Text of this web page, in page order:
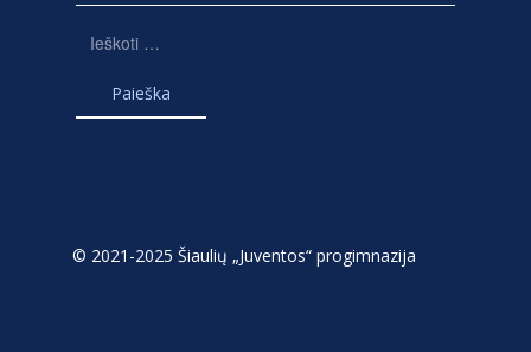
© 2021-2025 Šiaulių „Juventos“ progimnazija